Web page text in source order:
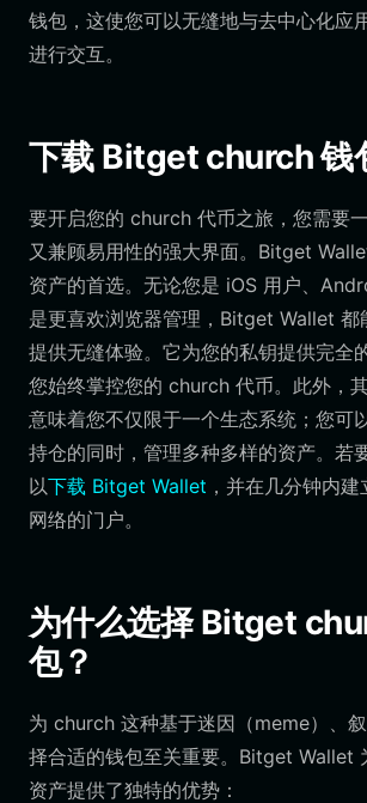
钱包，这使您可以无缝地与去中心化应
进行交互。
下载 Bitget church 钱
要开启您的 church 代币之旅，您需要
又兼顾易用性的强大界面。Bitget
资产的首选。无论您是 iOS 用户、
是更喜欢浏览器管理，Bitget Wallet 都
提供无缝体验。它为您的私钥提供完全
您始终掌控您的 church 代币。此外，
意味着您不仅限于一个生态系统；您可
持仓的同时，管理多种多样的资产。若
以下载 Bitget Wallet ，并在几分钟内
网络的门户。
为什么选择 Bitget
包？
为 church 这种基于迷因（meme）、
择合适的钱包至关重要。Bitget Wallet
资产提供了独特的优势：